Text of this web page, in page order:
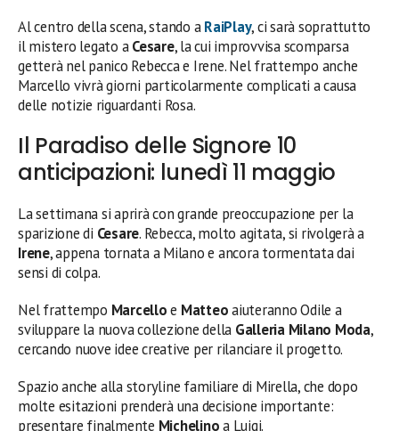
Al centro della scena, stando aRaiPlay, ci sarà soprattutto
il mistero legato aCesare, la cui improvvisa scomparsa
getterà nel panico Rebecca e Irene. Nel frattempo anche
Marcello vivrà giorni particolarmente complicati a causa
delle notizie riguardanti Rosa.
Il Paradiso delle Signore 10
anticipazioni: lunedì 11 maggio
La settimana si aprirà con grande preoccupazione per la
sparizione di Cesare. Rebecca, molto agitata, si rivolgerà a
Irene, appena tornata a Milano e ancora tormentata dai
sensi di colpa.
Nel frattempo Marcelloe Matteoaiuteranno Odile a
sviluppare la nuova collezione della Galleria Milano Moda,
cercando nuove idee creative per rilanciare il progetto.
Spazio anche alla storyline familiare di Mirella, che dopo
molte esitazioni prenderà una decisione importante:
presentare finalmente Michelinoa Luigi.